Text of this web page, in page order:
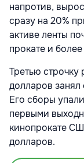
напротив,
сразу на 20%
активе ленты
прокате и
Третью строчку
долларов
Его сборы
первыми
кинопрокате
долларов.